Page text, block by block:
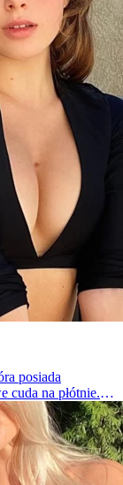
posiada
cuda na płótnie.